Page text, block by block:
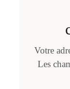
Votre
Les